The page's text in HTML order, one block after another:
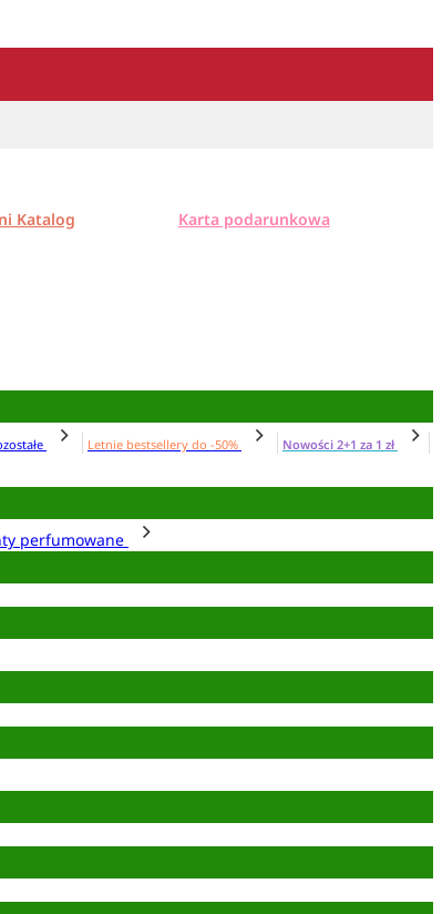
Katalog Karta podarunkowa
Letnie bestsellery do -50%
Nowości 2+1 za 1 zł
perfumowane